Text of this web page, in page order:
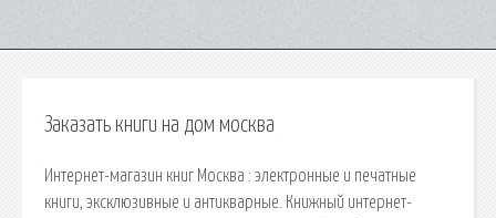
Заказать книги на дом москва
Интернет-магазин книг Москва : электронные и печатные
книги, эксклюзивные и антикварные. Книжный интернет-